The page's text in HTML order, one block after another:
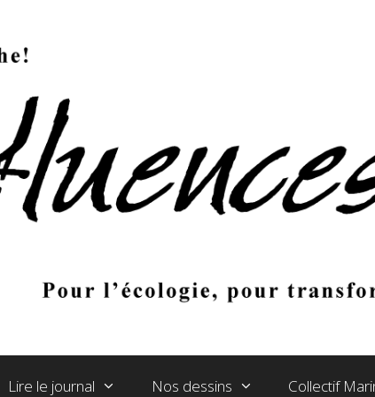
Lire le journal Nos dessins Collectif